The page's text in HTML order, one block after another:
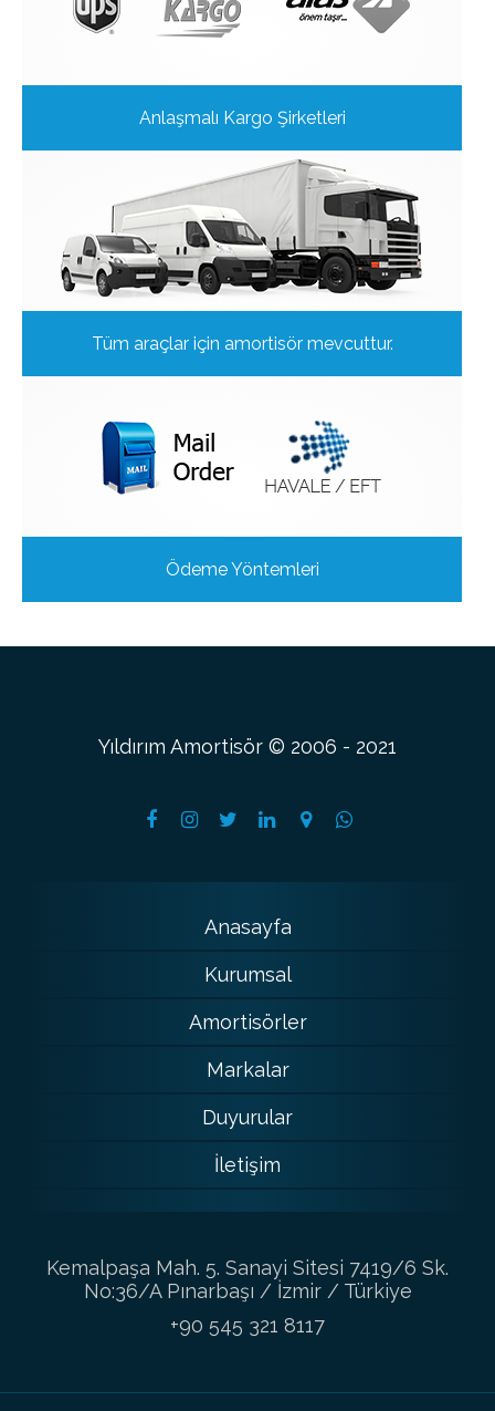
Anlaşmalı Kargo Şirketleri
Tüm araçlar için amortisör mevcuttur.
Ödeme Yöntemleri
Yıldırım Amortisör © 2006 - 2021
Anasayfa
Kurumsal
Amortisörler
Markalar
Duyurular
İletişim
Kemalpaşa Mah. 5. Sanayi Sitesi 7419/6 Sk.
No:36/A Pınarbaşı / İzmir / Türkiye
+90 545 321 8117